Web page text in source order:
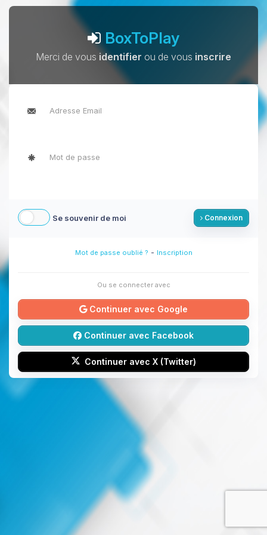
BoxToPlay
Merci de vous identifier ou de vous inscrire
Se souvenir de moi Connexion
Mot de passe oublié ? - Inscription
Ou se connecter avec
Continuer avec Google
Continuer avec Facebook
Continuer avec X (Twitter)